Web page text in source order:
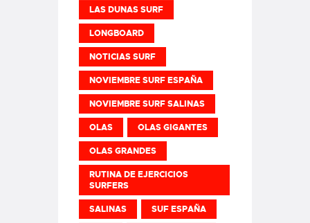
LAS DUNAS SURF
LONGBOARD
NOTICIAS SURF
NOVIEMBRE SURF ESPAÑA
NOVIEMBRE SURF SALINAS
OLAS OLAS GIGANTES
OLAS GRANDES
RUTINA DE EJERCICIOS
SURFERS
SALINAS SUF ESPAÑA